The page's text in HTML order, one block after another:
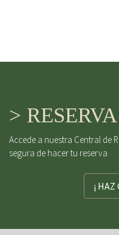
>
Accede a nuestra Central de
segura de hacer tu reserva
¡